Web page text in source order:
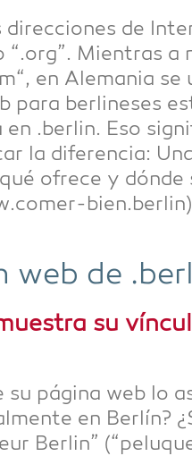
de
“.org”. Mien­tras
en Ale­ma­nia
para ber­line­ses
.ber­lin. Eso
la dife­ren­cia:
ofre­ce y dón­de
web de
su
pági­na web lo
en Ber­lín?
Ber­lin”